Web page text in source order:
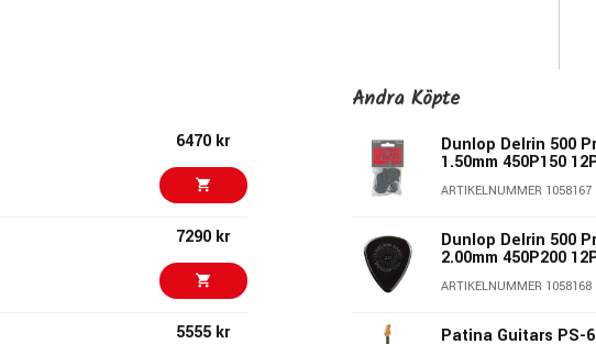
och responsiv ton.
respons i anslaget. Detta gör gitarren bekväm vid längre
och attack.
låter träet vibrera mer fritt jämfört med tjockare lacktyper.
och modern C-profil. Rostningen bidrar till ökad stabilitet och
en snabb och smidig spelkänsla.
6470 kr
7290 kr
5555 kr
Andra Köpte
Dunlop Delrin 500
1.50mm 450P150
ARTIKELNUMMER 1058167
Dunlop Delrin 500
2.00mm 450P200
ARTIKELNUMMER 1058168
Patina Guitars PS-